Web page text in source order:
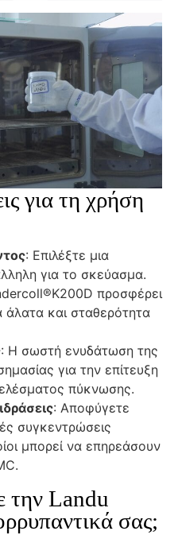
για τη χρήση
: Επιλέξτε μια
για το σκεύασμα.
προσφέρει
άλατα και σταθερότητα
: Η σωστή ενυδάτωση της
για την επίτευξη
πύκνωσης.
: Αποφύγετε
συγκεντρώσεις
μπορεί να επηρεάσουν
την Landu
σας;